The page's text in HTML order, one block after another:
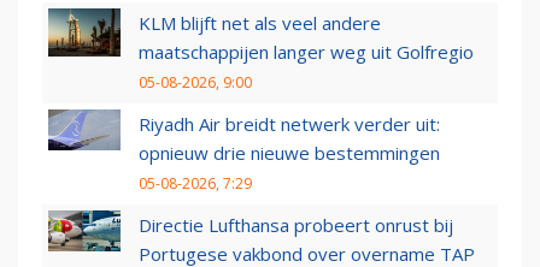
KLM blijft net als veel andere
maatschappijen langer weg uit Golfregio
05-08-2026, 9:00
Riyadh Air breidt netwerk verder uit:
opnieuw drie nieuwe bestemmingen
05-08-2026, 7:29
Directie Lufthansa probeert onrust bij
Portugese vakbond over overname TAP